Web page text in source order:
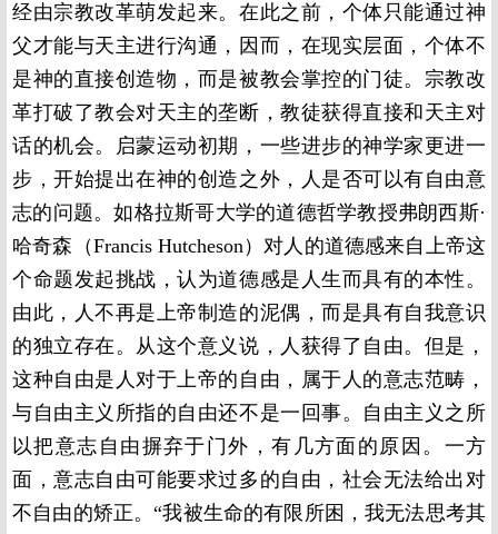
经由宗教改革萌发起来。在此之前，个体只能通过神
父才能与天主进行沟通，因而，在现实层面，个体不
是神的直接创造物，而是被教会掌控的门徒。宗教改
革打破了教会对天主的垄断，教徒获得直接和天主对
话的机会。启蒙运动初期，一些进步的神学家更进一
步，开始提出在神的创造之外，人是否可以有自由意
志的问题。如格拉斯哥大学的道德哲学教授弗朗西斯·
哈奇森（Francis Hutcheson）对人的道德感来自上帝这
个命题发起挑战，认为道德感是人生而具有的本性。
由此，人不再是上帝制造的泥偶，而是具有自我意识
的独立存在。从这个意义说，人获得了自由。但是，
这种自由是人对于上帝的自由，属于人的意志范畴，
与自由主义所指的自由还不是一回事。自由主义之所
以把意志自由摒弃于门外，有几方面的原因。一方
面，意志自由可能要求过多的自由，社会无法给出对
不自由的矫正。“我被生命的有限所困，我无法思考其